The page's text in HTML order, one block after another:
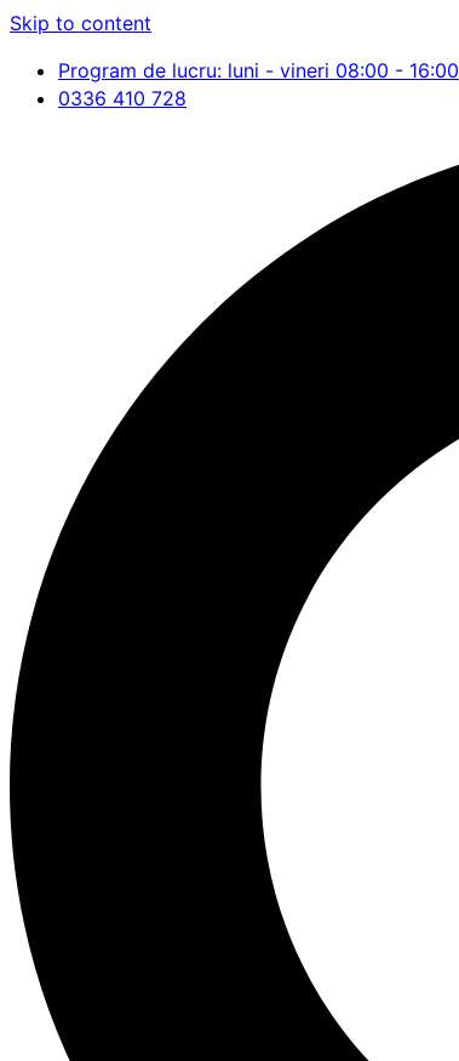
Skip to content
Program de lucru: luni - vineri 08:00 - 16:00
0336 410 728